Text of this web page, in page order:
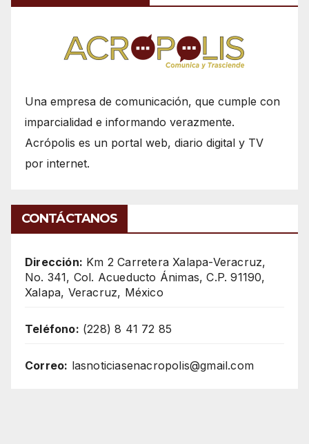
Una empresa de comunicación, que cumple con
imparcialidad e informando verazmente.
Acrópolis es un portal web, diario digital y TV
por internet.
CONTÁCTANOS
Dirección: Km 2 Carretera Xalapa-Veracruz,
No. 341, Col. Acueducto Ánimas, C.P. 91190,
Xalapa, Veracruz, México
Teléfono: (228) 8 41 72 85
Correo: lasnoticiasenacropolis@gmail.com